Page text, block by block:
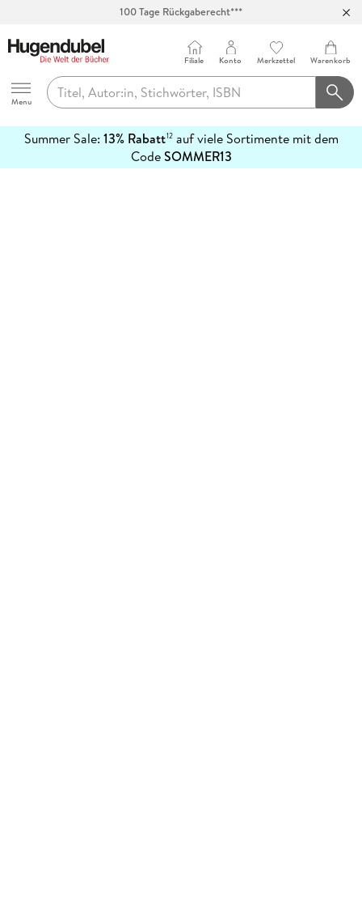
100 Tage Rückgaberecht***
Hugendubel
Menu
Filiale Konto Merkzettel Warenkorb
Summer Sale: 13% Rabatt12auf viele Sortimente mit dem
CodeSOMMER13
erfahren